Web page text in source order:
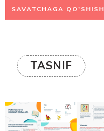
SAVATCHAGA QO'SHISH
TASNIF